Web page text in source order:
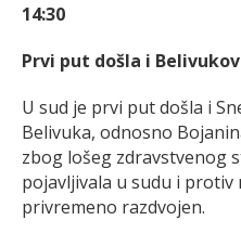
14:30
Prvi put došla i
U sud je prvi put došla i
Belivuka, odnosno
zbog lošeg zdravstvenog
pojavljivala u sudu i
privremeno razdvojen.